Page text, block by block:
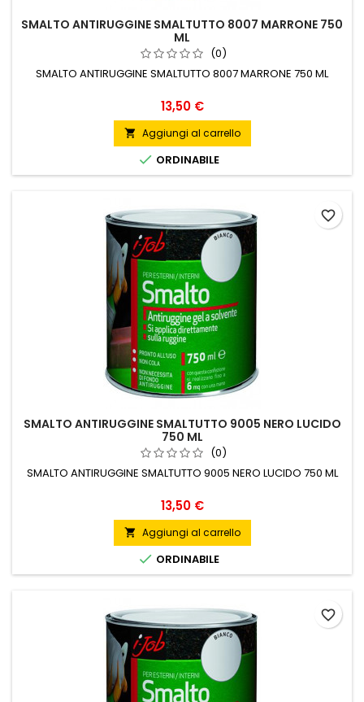
SMALTO ANTIRUGGINE SMALTUTTO 8007 MARRONE 750
ML
(0)
SMALTO ANTIRUGGINE SMALTUTTO 8007 MARRONE 750 ML
Prezzo
13,50 €
 Aggiungi al carrello
 ORDINABILE
SMALTO ANTIRUGGINE SMALTUTTO 9005 NERO LUCIDO
750 ML
(0)
SMALTO ANTIRUGGINE SMALTUTTO 9005 NERO LUCIDO 750 ML
Prezzo
13,50 €
 Aggiungi al carrello
 ORDINABILE
favorite_border
favorite_border